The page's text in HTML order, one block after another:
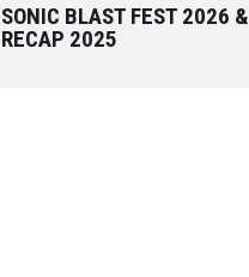
SONIC BLAST FEST 2026 &
RECAP 2025